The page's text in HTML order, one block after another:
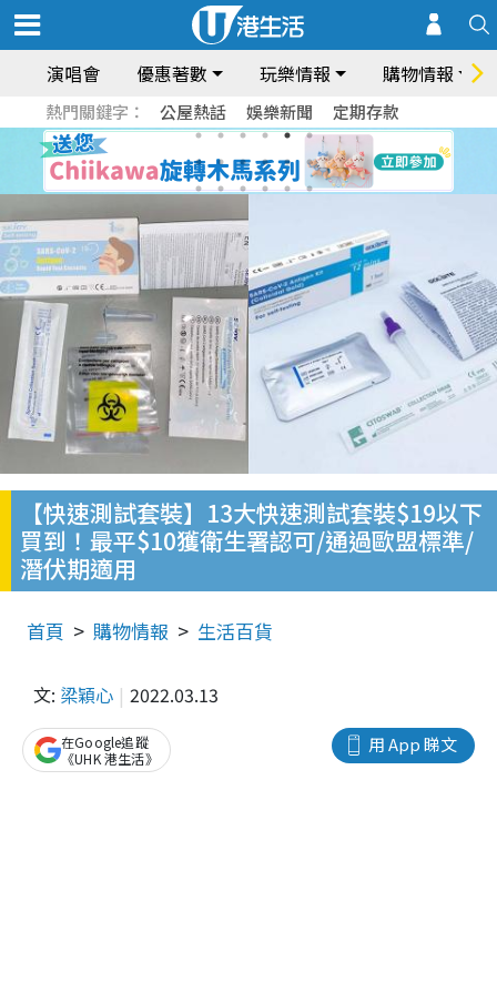
演唱會 優惠著數 玩樂情報 購物情報
熱門關鍵字： 公屋熱話 娛樂新聞 定期存款
【快速測試套裝】13大快速測試套裝$19以下
買到！最平$10獲衛生署認可/通過歐盟標準/
潛伏期適用
首頁 購物情報 生活百貨
文: 梁穎心 2022.03.13
用 App 睇文
在Google追蹤
《UHK 港生活》